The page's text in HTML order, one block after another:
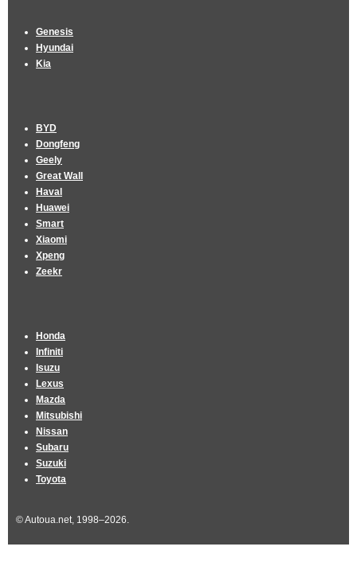
Genesis
Hyundai
Kia
BYD
Dongfeng
Geely
Great Wall
Haval
Huawei
Smart
Xiaomi
Xpeng
Zeekr
Honda
Infiniti
Isuzu
Lexus
Mazda
Mitsubishi
Nissan
Subaru
Suzuki
Toyota
© Autoua.net, 1998–2026.